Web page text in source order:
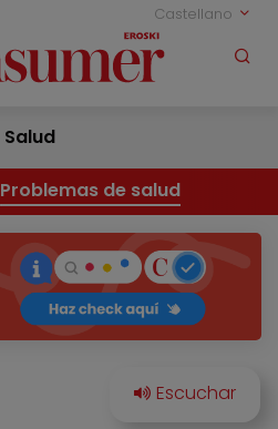
Castellano
Salud
Problemas de salud